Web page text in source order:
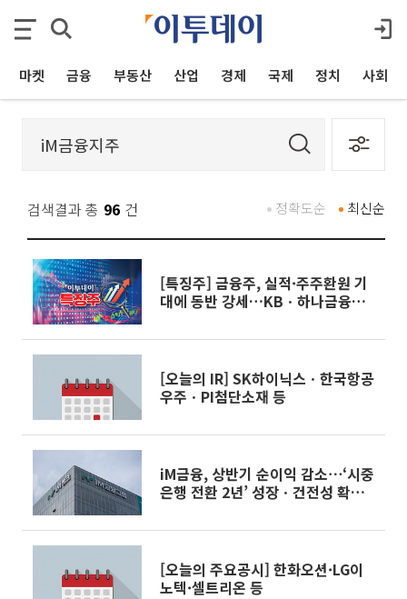
마켓 금융 부동산 산업 경제 국제 정치 사회
검색결과 총 96 건 최신순
정확도순
[특징주] 금융주, 실적·주주환원 기
대에 동반 강세…KBㆍ하나금융
[오늘의 IR] SK하이닉스ㆍ한국항공
우주ㆍPI첨단소재 등
iM금융, 상반기 순이익 감소⋯‘시중
은행 전환 2년’ 성장ㆍ건전성 확보
[오늘의 주요공시] 한화오션·LG이
노텍·셀트리온 등